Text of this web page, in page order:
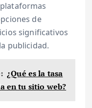
de
significativos
publicidad.
¿Qué es la tasa
en tu sitio web?